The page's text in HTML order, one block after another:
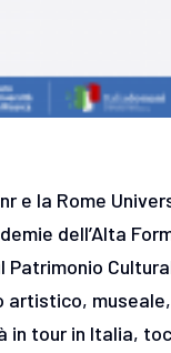
e la Rome
dell’Alta
Patrimonio
museale,
in tour in Italia,